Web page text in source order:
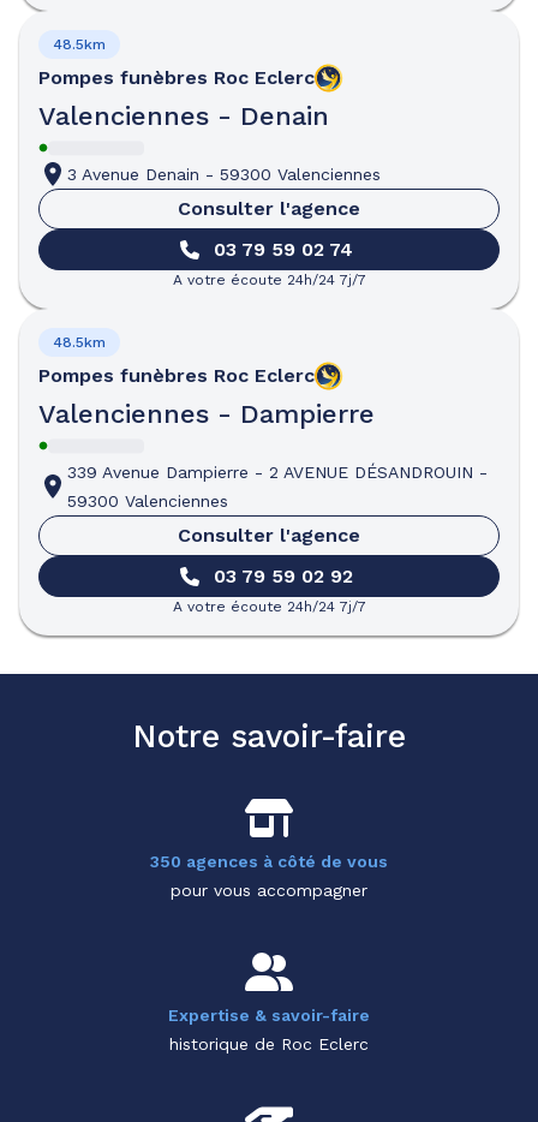
Pompes funèbres Roc Eclerc
Valenciennes - Denain
48.5km
3 Avenue Denain - 59300 Valenciennes
Consulter l'agence
03 79 59 02 74
A votre écoute 24h/24 7j/7
Pompes funèbres Roc Eclerc
Valenciennes - Dampierre
48.5km
339 Avenue Dampierre - 2 AVENUE DÉSANDROUIN -
59300 Valenciennes
Consulter l'agence
03 79 59 02 92
A votre écoute 24h/24 7j/7
Notre savoir-faire
350 agences à côté de vous
pour vous accompagner
Expertise & savoir-faire
historique de Roc Eclerc